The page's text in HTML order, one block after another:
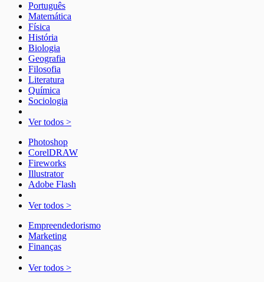
Português
Matemática
Física
História
Biologia
Geografia
Filosofia
Literatura
Química
Sociologia
Ver todos >
Photoshop
CorelDRAW
Fireworks
Illustrator
Adobe Flash
Ver todos >
Empreendedorismo
Marketing
Finanças
Ver todos >